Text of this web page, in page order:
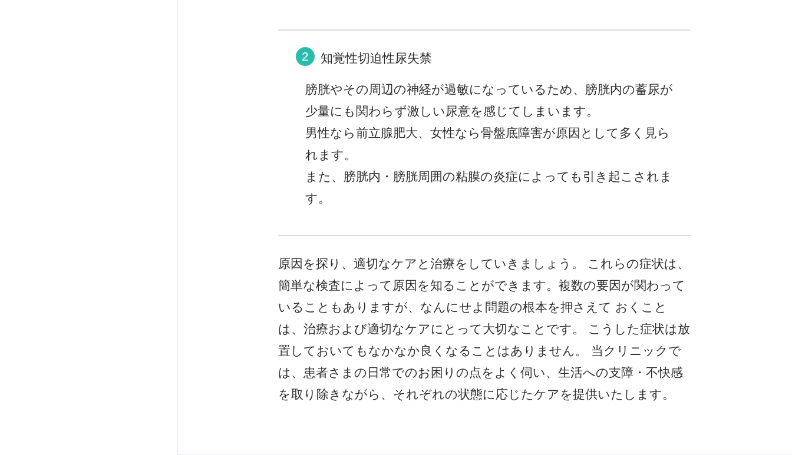
知覚性切迫性尿失禁
膀胱やその周辺の神経が過敏になっているため、膀胱内の蓄尿が
少量にも関わらず激しい尿意を感じてしまいます。
男性なら前立腺肥大、女性なら骨盤底障害が原因として多く見ら
れます。
また、膀胱内・膀胱周囲の粘膜の炎症によっても引き起こされま
す。
原因を探り、適切なケアと治療をしていきましょう。 これらの症状は、
簡単な検査によって原因を知ることができます。複数の要因が関わって
いることもありますが、なんにせよ問題の根本を押さえて おくこと
は、治療および適切なケアにとって大切なことです。 こうした症状は放
置しておいてもなかなか良くなることはありません。 当クリニックで
は、患者さまの日常でのお困りの点をよく伺い、生活への支障・不快感
を取り除きながら、それぞれの状態に応じたケアを提供いたします。